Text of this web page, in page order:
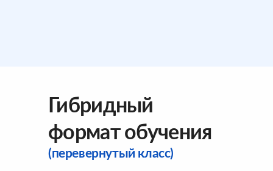
Гибридный
формат обучения
(перевернутый класс)